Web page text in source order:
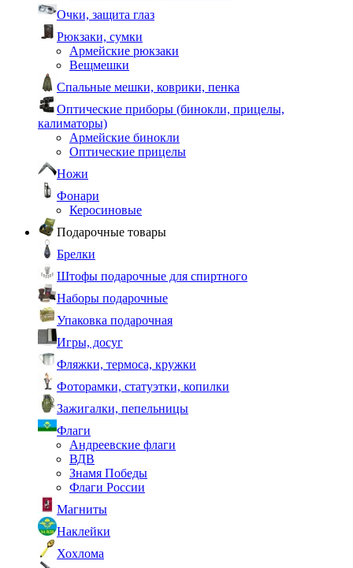
Очки, защита глаз
Рюкзаки, сумки
Армейские рюкзаки
Вещмешки
Спальные мешки, коврики, пенка
Оптические приборы (бинокли, прицелы,
калиматоры)
Армейские бинокли
Оптические прицелы
Ножи
Фонари
Керосиновые
Подарочные товары
Брелки
Штофы подарочные для спиртного
Наборы подарочные
Упаковка подарочная
Игры, досуг
Фляжки, термоса, кружки
Фоторамки, статуэтки, копилки
Зажигалки, пепельницы
Флаги
Андреевские флаги
ВДВ
Знамя Победы
Флаги России
Магниты
Наклейки
Хохлома